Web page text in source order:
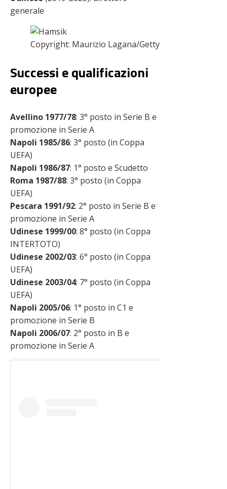
generale
Copyright: Maurizio Lagana/Getty Images – Via
Successi e qualificazioni
europee
Avellino 1977/78: 3° posto in Serie B e
promozione in Serie A
Napoli 1985/86: 3° posto (in Coppa
UEFA)
Napoli 1986/87: 1° posto e Scudetto
Roma 1987/88: 3° posto (in Coppa
UEFA)
Pescara 1991/92: 2° posto in Serie B e
promozione in Serie A
Udinese 1999/00: 8° posto (in Coppa
INTERTOTO)
Udinese 2002/03: 6° posto (in Coppa
UEFA)
Udinese 2003/04: 7° posto (in Coppa
UEFA)
Napoli 2005/06: 1° posto in C1 e
promozione in Serie B
Napoli 2006/07: 2° posto in B e
promozione in Serie A